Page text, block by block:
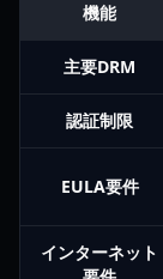
機能
主要DRM
認証制限
EULA要件
インターネット